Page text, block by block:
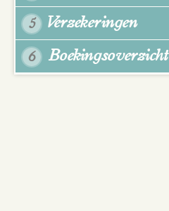
5 Verzekeringen
6 Boekingsoverzicht